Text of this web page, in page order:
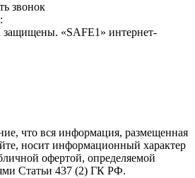
звонок
защищены. «SAFE1» интернет-
что вся информация, размещенная
носит информационный характер
офертой, определяемой
Статьи 437 (2) ГК РФ.